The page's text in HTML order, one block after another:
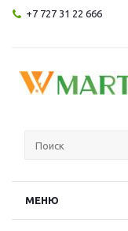
+7 727 31 22 666
МЕНЮ